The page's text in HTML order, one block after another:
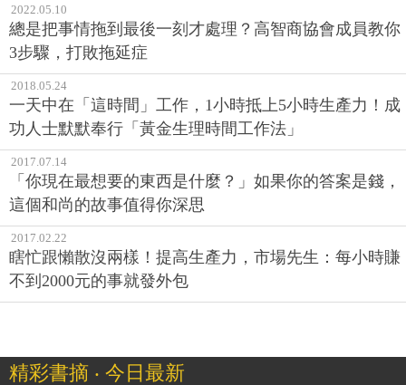
2022.05.10
總是把事情拖到最後一刻才處理？高智商協會成員教你
3步驟，打敗拖延症
2018.05.24
一天中在「這時間」工作，1小時抵上5小時生產力！成
功人士默默奉行「黃金生理時間工作法」
2017.07.14
「你現在最想要的東西是什麼？」如果你的答案是錢，
這個和尚的故事值得你深思
2017.02.22
瞎忙跟懶散沒兩樣！提高生產力，市場先生：每小時賺
不到2000元的事就發外包
精彩書摘 ‧ 今日最新